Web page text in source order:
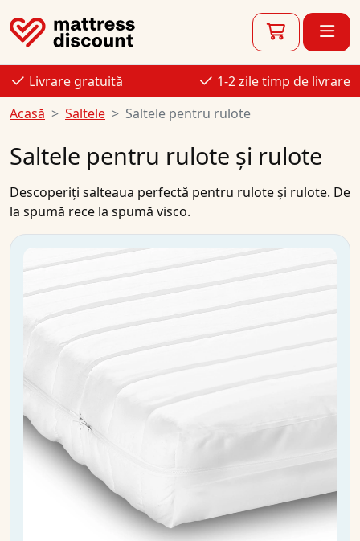
Livrare gratuită
1-2 zile timp de livrare
Acasă
Saltele Saltele pentru rulote
Saltele pentru rulote și rulote
Descoperiți salteaua perfectă pentru rulote și rulote. De
la spumă rece la spumă visco.